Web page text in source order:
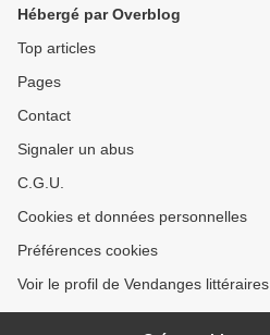
Hébergé par Overblog
Top articles
Pages
Contact
Signaler un abus
C.G.U.
Cookies et données personnelles
Préférences cookies
Voir le profil de Vendanges